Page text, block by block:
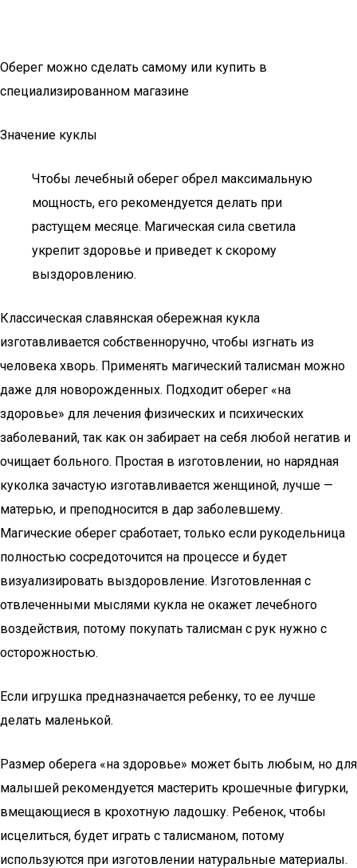
Оберег можно сделать самому или купить в
специализированном магазине
Значение куклы
Чтобы лечебный оберег обрел максимальную
мощность, его рекомендуется делать при
растущем месяце. Магическая сила светила
укрепит здоровье и приведет к скорому
выздоровлению.
Классическая славянская обережная кукла
изготавливается собственноручно, чтобы изгнать из
человека хворь. Применять магический талисман можно
даже для новорожденных. Подходит оберег «на
здоровье» для лечения физических и психических
заболеваний, так как он забирает на себя любой негатив и
очищает больного. Простая в изготовлении, но нарядная
куколка зачастую изготавливается женщиной, лучше —
матерью, и преподносится в дар заболевшему.
Магические оберег сработает, только если рукодельница
полностью сосредоточится на процессе и будет
визуализировать выздоровление. Изготовленная с
отвлеченными мыслями кукла не окажет лечебного
воздействия, потому покупать талисман с рук нужно с
осторожностью.
Если игрушка предназначается ребенку, то ее лучше
делать маленькой.
Размер оберега «на здоровье» может быть любым, но для
малышей рекомендуется мастерить крошечные фигурки,
вмещающиеся в крохотную ладошку. Ребенок, чтобы
исцелиться, будет играть с талисманом, потому
используются при изготовлении натуральные материалы.